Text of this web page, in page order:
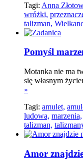
Tagi: Anna
wróżki,
talizman,
Pomyśl
Motanka nie ma
się własnym
»
Tagi: amulet,
ludowa, marzenia,
talizman,
Amor